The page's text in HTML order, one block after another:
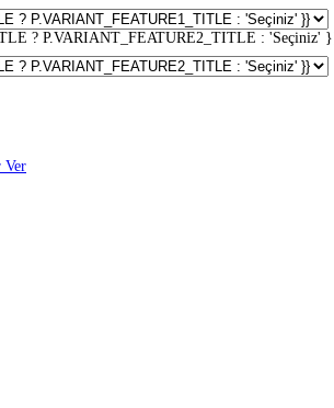
? P.VARIANT_FEATURE2_TITLE : 'Seçiniz'
Ver